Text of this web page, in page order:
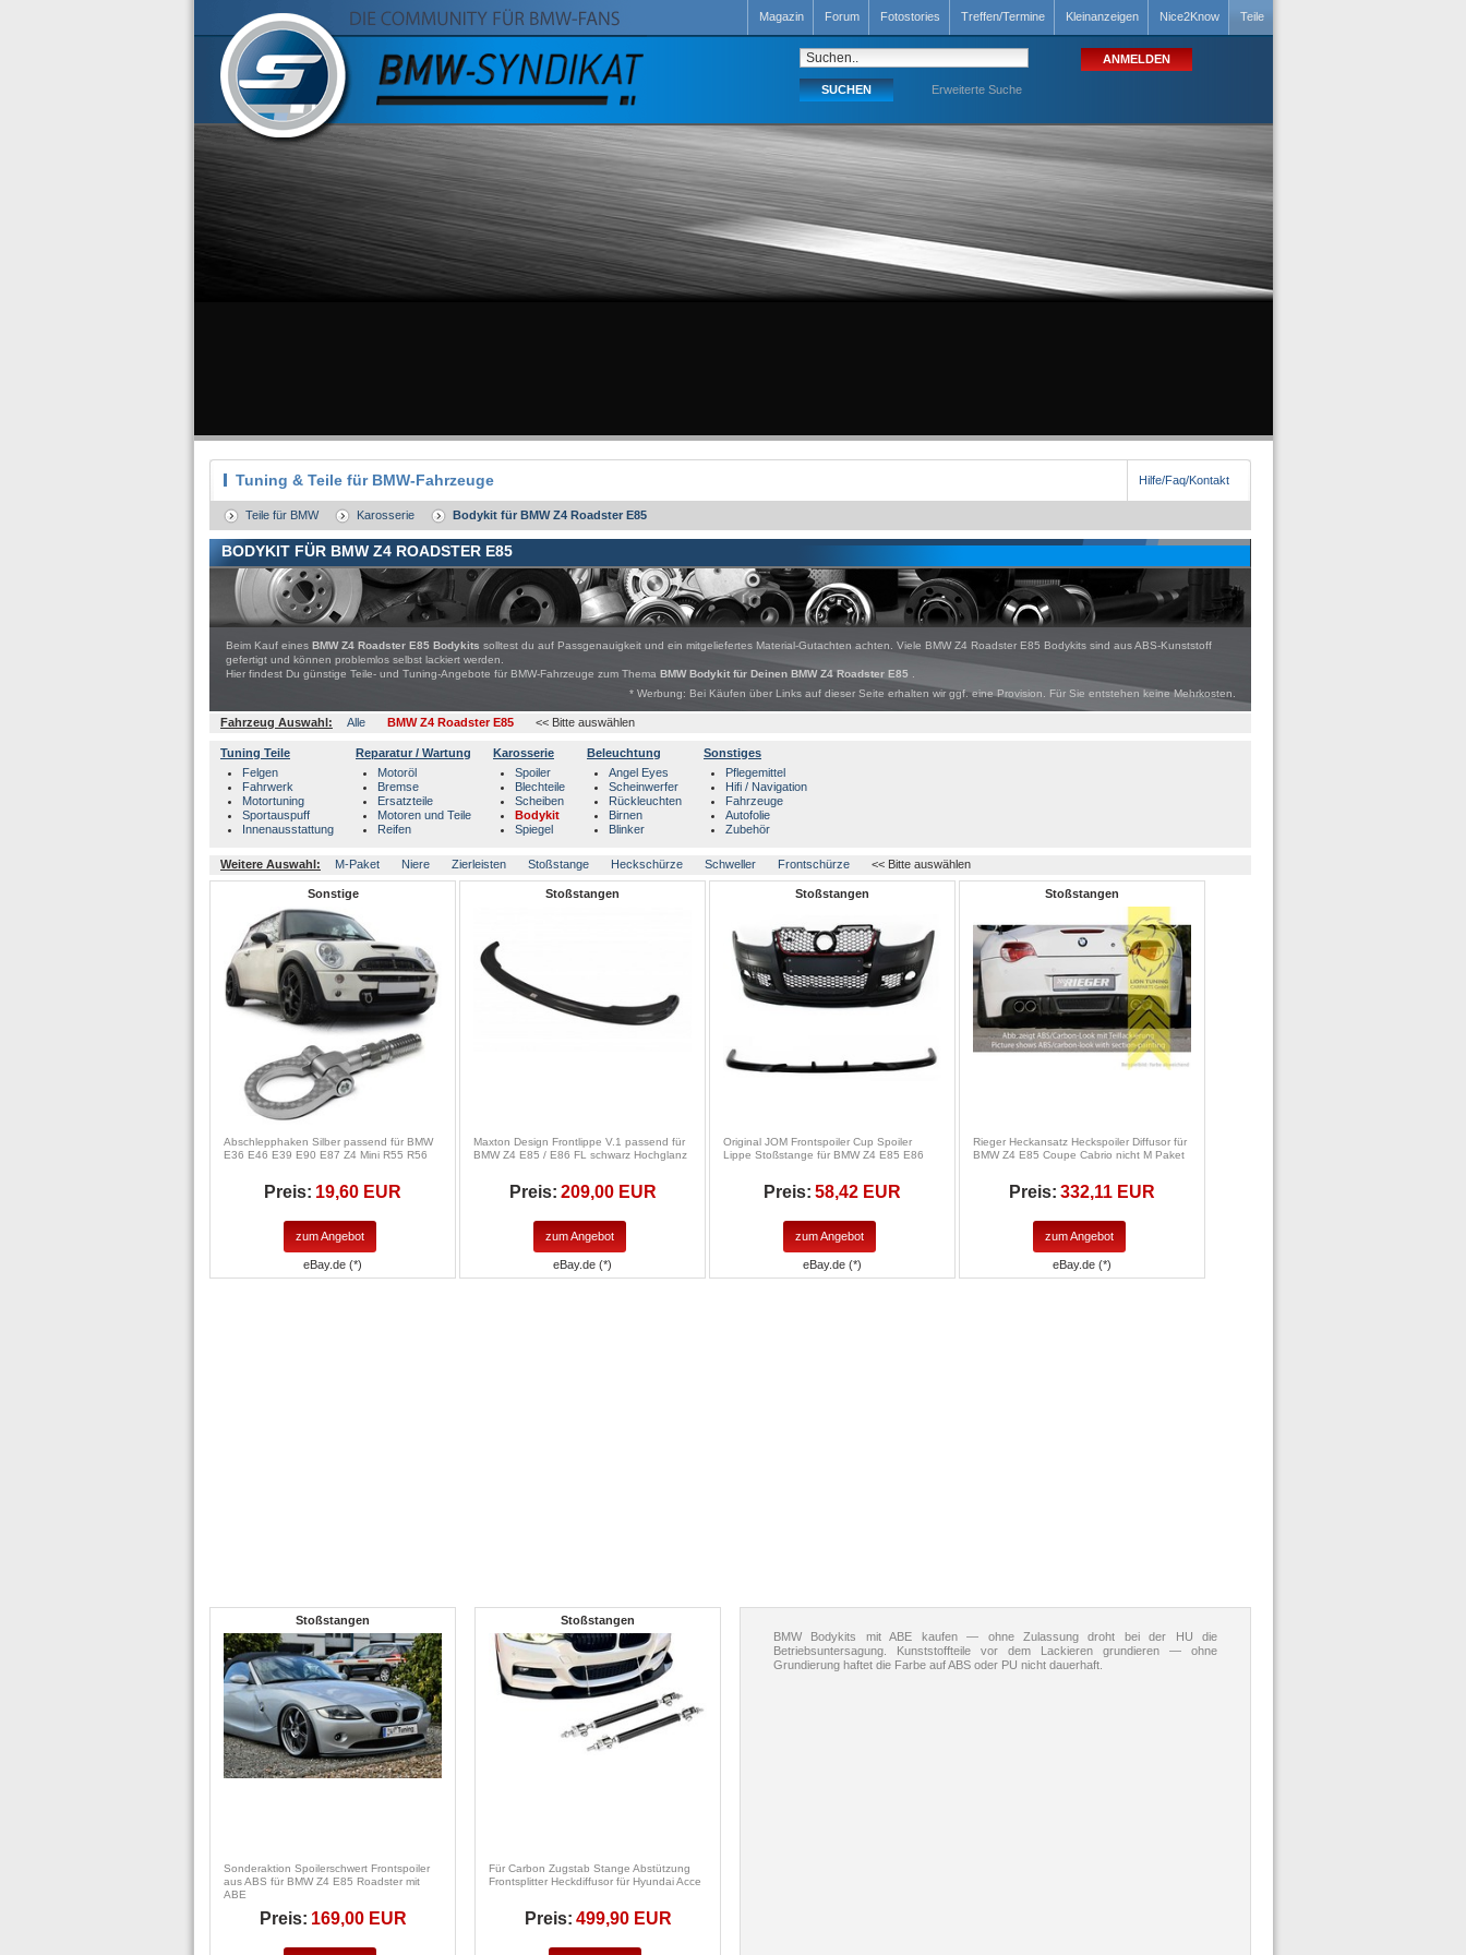
Magazin Forum Fotostories Treffen/Termine Kleinanzeigen Nice2Know Teile
Erweiterte Suche
Tuning & Teile für BMW-Fahrzeuge Hilfe/Faq/Kontakt
Teile für BMW Karosserie Bodykit für BMW Z4 Roadster E85
BODYKIT FÜR BMW Z4 ROADSTER E85
Beim Kauf eines BMW Z4 Roadster E85 Bodykits solltest du auf Passgenauigkeit und ein mitgeliefertes Material-Gutachten achten. Viele BMW Z4 Roadster E85 Bodykits sind aus ABS-Kunststoff
gefertigt und können problemlos selbst lackiert werden.
Hier findest Du günstige Teile- und Tuning-Angebote für BMW-Fahrzeuge zum Thema BMW Bodykit für Deinen BMW Z4 Roadster E85
* Werbung: Bei Käufen über Links auf dieser Seite erhalten wir ggf. eine Provision. Für Sie entstehen keine Mehrkosten.
Fahrzeug Auswahl: Alle BMW Z4 Roadster E85 << Bitte auswählen
Tuning Teile
Felgen
Fahrwerk
Motortuning
Sportauspuff
Innenausstattung
Reparatur / Wartung
Motoröl
Bremse
Ersatzteile
Motoren und Teile
Reifen
Karosserie
Spoiler
Blechteile
Scheiben
Bodykit
Spiegel
Beleuchtung
Angel Eyes
Scheinwerfer
Rückleuchten
Birnen
Blinker
Sonstiges
Pflegemittel
Hifi / Navigation
Fahrzeuge
Autofolie
Zubehör
Weitere Auswahl: M-Paket Niere Zierleisten Stoßstange Heckschürze Schweller Frontschürze << Bitte auswählen
Sonstige
Abschlepphaken Silber passend für BMW
E36 E46 E39 E90 E87 Z4 Mini R55 R56
Preis: 19,60 EUR
zum Angebot
eBay.de (*)
Stoßstangen
Maxton Design Frontlippe V.1 passend für
BMW Z4 E85 / E86 FL schwarz Hochglanz
Preis: 209,00 EUR
zum Angebot
eBay.de (*)
Stoßstangen
Original JOM Frontspoiler Cup Spoiler
Lippe Stoßstange für BMW Z4 E85 E86
Preis: 58,42 EUR
zum Angebot
eBay.de (*)
Stoßstangen
Rieger Heckansatz Heckspoiler Diffusor für
BMW Z4 E85 Coupe Cabrio nicht M Paket
Preis: 332,11 EUR
zum Angebot
eBay.de (*)
Stoßstangen
Sonderaktion Spoilerschwert Frontspoiler
aus ABS für BMW Z4 E85 Roadster mit
ABE
Preis: 169,00 EUR
Stoßstangen
Für Carbon Zugstab Stange Abstützung
Frontsplitter Heckdiffusor für Hyundai Acce
Preis: 499,90 EUR
BMW Bodykits mit ABE kaufen — ohne Zulassung droht bei der HU die
Betriebsuntersagung. Kunststoffteile vor dem Lackieren grundieren — ohne
Grundierung haftet die Farbe auf ABS oder PU nicht dauerhaft.